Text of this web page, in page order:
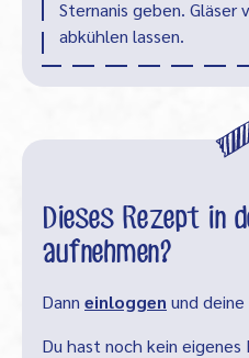
Sternanis geben. Gläser
abkühlen lassen.
Dieses Rezept in
aufnehmen?
Dann einloggen und
Du hast noch kein eigenes